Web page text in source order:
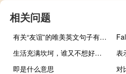
相关问题
有关“友谊”的唯美英文句子有哪些？
生活充满坎坷，谁又不想好好生活
即是什么意思
对